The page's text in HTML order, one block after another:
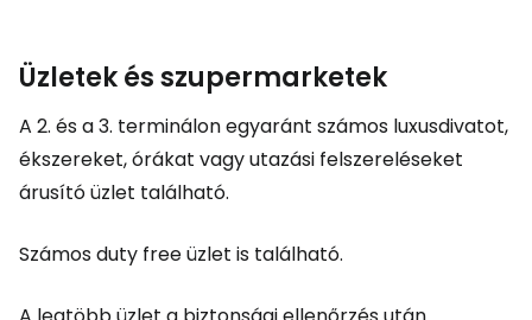
Üzletek és szupermarketek
A 2. és a 3. terminálon egyaránt számos luxusdivatot,
ékszereket, órákat vagy utazási felszereléseket
árusító üzlet található.
Számosduty freeüzlet is található.